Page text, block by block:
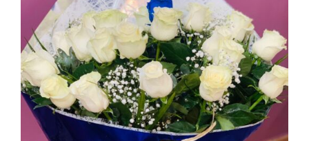
AÑADIR AL CARRITO
/
DETALLES